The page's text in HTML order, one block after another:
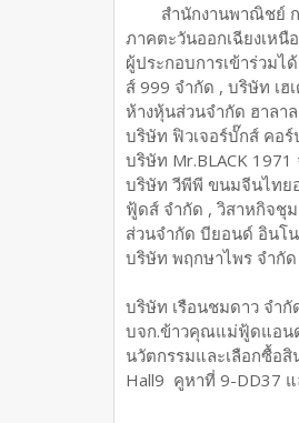
สำนักงานพาณิชย์
ภาคตะวันออกเฉียงเห
ผู้ประกอบการเข้าร่วม
ส์ 999 จำกัด , บริษัท เ
ห้างหุ้นส่วนจำกัด ฮาลา
บริษัท ฟิวเจอร์บั๊กส์ คอ
บริษัท Mr.BLACK
บริษัท วีพีพี ขนมจีนไทย
ฟู้ดส์ จำกัด , วิสาหกิจชุ
ส่วนจำกัด บียอนด์ อินโ
บริษัท พฤกษาไพร จำกัด
บริษัท เรือนชมดาว จำ
บจก.ข้าวคุณแม่ฟู้ดแอนด์
นวัตกรรมและเลือกซื้อ
Hall9 คูหาที่ 9-DD37